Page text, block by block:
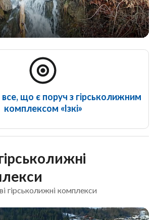
що є поруч з гірськолижним
комплексом «Ізкі»
гірськолижні комплекси